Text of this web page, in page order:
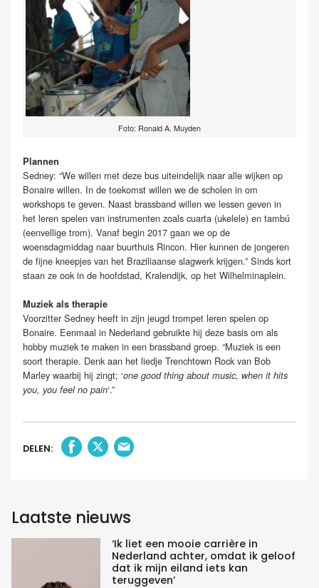
Foto: Ronald A. Muyden
Plannen
Sedney: “We willen met deze bus uiteindelijk naar alle wijken op
Bonaire willen. In de toekomst willen we de scholen in om
workshops te geven. Naast brassband willen we lessen geven in
het leren spelen van instrumenten zoals cuarta (ukelele) en tambú
(eenvellige trom). Vanaf begin 2017 gaan we op de
woensdagmiddag naar buurthuis Rincon. Hier kunnen de jongeren
de fijne kneepjes van het Braziliaanse slagwerk krijgen.” Sinds kort
staan ze ook in de hoofdstad, Kralendijk, op het Wilhelminaplein.
Muziek als therapie
Voorzitter Sedney heeft in zijn jeugd trompet leren spelen op
Bonaire. Eenmaal in Nederland gebruikte hij deze basis om als
hobby muziek te maken in een brassband groep. “Muziek is een
soort therapie. Denk aan het liedje Trenchtown Rock van Bob
Marley waarbij hij zingt; ‘one good thing about music, when it hits
you, you feel no pain‘.”
DELEN:
Laatste nieuws
‘Ik liet een mooie carrière in
Nederland achter, omdat ik geloof
dat ik mijn eiland iets kan
teruggeven’